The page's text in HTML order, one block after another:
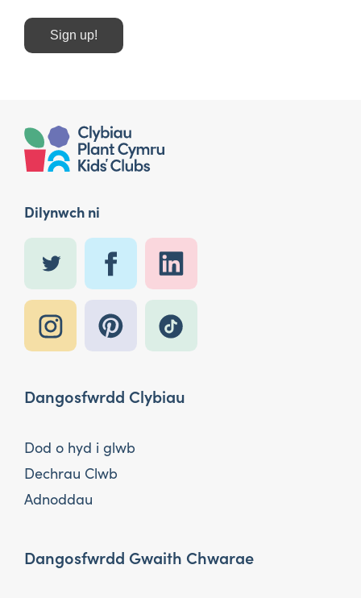
Sign up!
Dilynwch ni
Dangosfwrdd Clybiau
Dod o hyd i glwb
Dechrau Clwb
Adnoddau
Dangosfwrdd Gwaith Chwarae